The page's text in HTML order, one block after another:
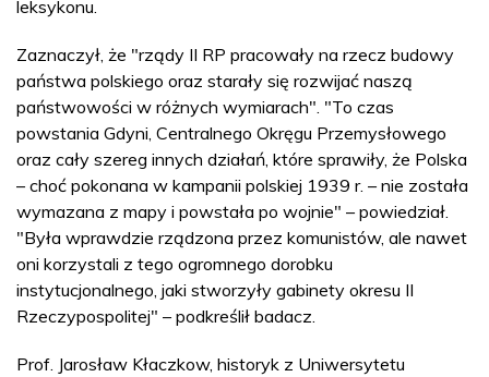
leksykonu.
Zaznaczył, że "rządy II RP pracowały na rzecz budowy
państwa polskiego oraz starały się rozwijać naszą
państwowości w różnych wymiarach". "To czas
powstania Gdyni, Centralnego Okręgu Przemysłowego
oraz cały szereg innych działań, które sprawiły, że Polska
– choć pokonana w kampanii polskiej 1939 r. – nie została
wymazana z mapy i powstała po wojnie" – powiedział.
"Była wprawdzie rządzona przez komunistów, ale nawet
oni korzystali z tego ogromnego dorobku
instytucjonalnego, jaki stworzyły gabinety okresu II
Rzeczypospolitej" – podkreślił badacz.
Prof. Jarosław Kłaczkow, historyk z Uniwersytetu